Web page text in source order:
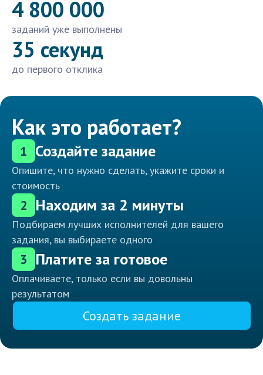
4 800 000
заданий уже выполнены
35 секунд
до первого отклика
Как это работает?
1 Создайте задание
Опишите, что нужно сделать, укажите сроки и
стоимость
2 Находим за 2 минуты
Подбираем лучших исполнителей для вашего
задания, вы выбираете одного
3 Платите за готовое
Оплачиваете, только если вы довольны
результатом
Создать задание